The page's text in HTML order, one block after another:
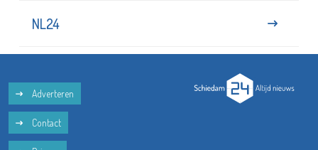
NL24
Adverteren
Contact